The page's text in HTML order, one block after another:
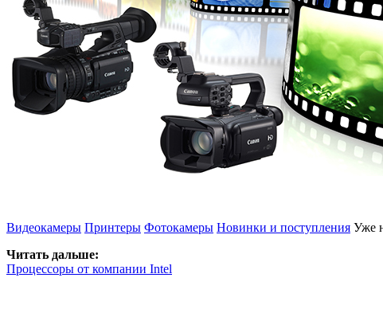
Видеокамеры Принтеры Фотокамеры Новинки и поступления Уже
Читать дальше:
Процессоры от компании Intel